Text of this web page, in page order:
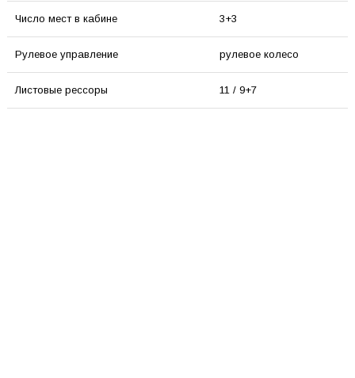
Число мест в кабине 3+3
Рулевое управление рулевое колесо
Листовые рессоры 11 / 9+7